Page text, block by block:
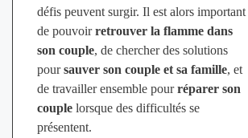
défis peuvent surgir. Il est alors important
de pouvoirretrouver la flamme dans
son couple, de chercher des solutions
poursauver son couple et sa famille, et
de travailler ensemble pourréparer son
couplelorsque des difficultés se
présentent.